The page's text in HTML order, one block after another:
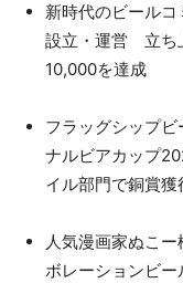
新時代のビール
設立・運営 立ち
10,000を達成
フラッグシップ
ナルビアカップ
イル部門で銅賞獲
人気漫画家ぬこ
ボレーションビ